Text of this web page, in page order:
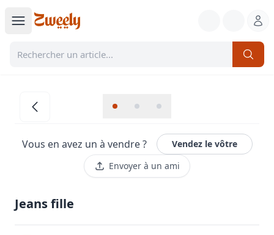
Vous en avez un à vendre ?
Vendez le vôtre
Envoyer à un ami
Jeans fille